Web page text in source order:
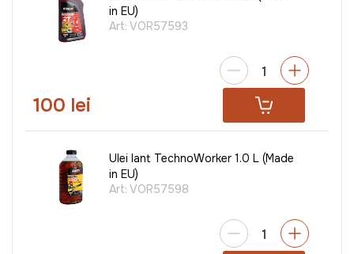
in EU)
Art: VOR57593
100 lei
Ulei lant TechnoWorker 1.0 L (Made
in EU)
Art: VOR57598